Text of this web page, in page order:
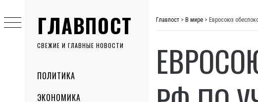
ГЛАВПОСТ
СВЕЖИЕ И ГЛАВНЫЕ НОВОСТИ
MenuПОЛИТИКА
ЭКОНОМИКА
to
content
Главпост > В мире > Евросоюз